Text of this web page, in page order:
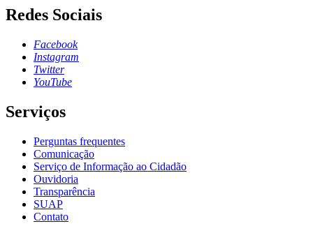
Redes Sociais
Facebook
Instagram
Twitter
YouTube
Serviços
Perguntas frequentes
Comunicação
Serviço de Informação ao Cidadão
Ouvidoria
Transparência
SUAP
Contato